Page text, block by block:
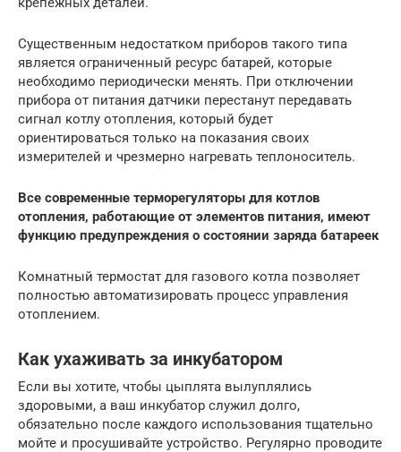
Существенным недостатком приборов такого типа
является ограниченный ресурс батарей, которые
необходимо периодически менять. При отключении
прибора от питания датчики перестанут передавать
сигнал котлу отопления, который будет
ориентироваться только на показания своих
измерителей и чрезмерно нагревать теплоноситель.
Все современные терморегуляторы для котлов
отопления, работающие от элементов питания, имеют
функцию предупреждения о состоянии заряда батареек
Комнатный термостат для газового котла позволяет
полностью автоматизировать процесс управления
отоплением.
Как ухаживать за инкубатором
Если вы хотите, чтобы цыплята вылуплялись
здоровыми, а ваш инкубатор служил долго,
обязательно после каждого использования тщательно
мойте и просушивайте устройство. Регулярно проводите